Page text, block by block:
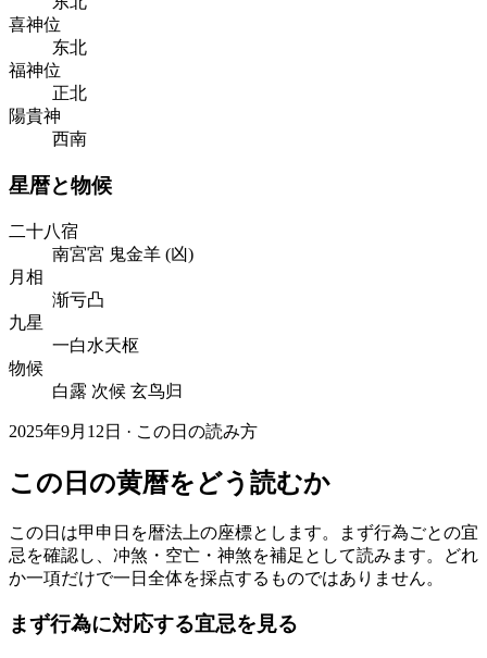
喜神位
东北
福神位
正北
陽貴神
西南
星暦と物候
二十八宿
南宮宮 鬼金羊 (凶)
月相
渐亏凸
九星
一白水天枢
物候
白露 次候 玄鸟归
2025年9月12日 · この日の読み方
この日の黄暦をどう読むか
この日は甲申日を暦法上の座標とします。まず行為ごとの宜
忌を確認し、冲煞・空亡・神煞を補足として読みます。どれ
か一項だけで一日全体を採点するものではありません。
まず行為に対応する宜忌を見る